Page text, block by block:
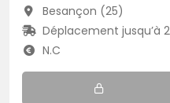
Besançon (25)
Déplacement jusqu’à
N.C